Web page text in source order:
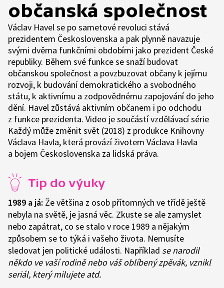
občanská společnost
Václav Havel se po sametové revoluci stává
prezidentem Československa a pak plynně navazuje
svými dvěma funkčními obdobími jako prezident České
republiky. Během své funkce se snaží budovat
občanskou společnost a povzbuzovat občany k jejímu
rozvoji, k budování demokratického a svobodného
státu, k aktivnímu a zodpovědnému zapojování do jeho
dění. Havel zůstává aktivním občanem i po odchodu
z funkce prezidenta. Video je součástí vzdělávací série
Každý může změnit svět (2018) z produkce Knihovny
Václava Havla, která provází životem Václava Havla
a bojem Československa za lidská práva.
Tip do výuky
1989 a já: Že většina z osob přítomných ve třídě ještě
nebyla na světě, je jasná věc. Zkuste se ale zamyslet
nebo zapátrat, co se stalo v roce 1989 a nějakým
způsobem se to týká i vašeho života. Nemusíte
sledovat jen politické události. Například se narodil
někdo ve vaší rodině nebo váš oblíbený zpěvák, vznikl
seriál, který milujete atd.